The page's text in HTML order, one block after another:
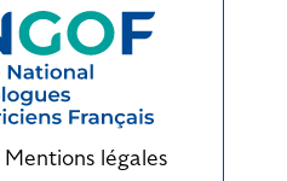
Mentions légales